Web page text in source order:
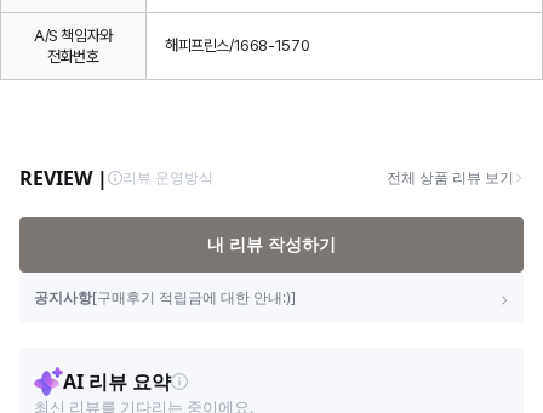
A/S 책임자와
전화번호
해피프린스/1668-1570